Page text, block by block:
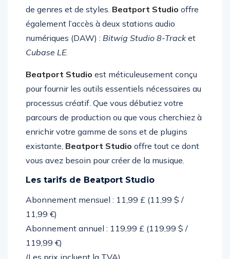
quotidiennement, englobant un large éventail
de genres et de styles.Beatport Studio
également l’accès à deux stations audio
numériques (DAW) :
Beatport Studioest méticuleusement conçu
pour fournir les outils essentiels nécessaires au
processus créatif. Que vous débutiez votre
parcours de production ou que vous cherchiez à
enrichir votre gamme de sons et de plugins
existante, Beatport Studio offre tout ce dont
Abonnement mensuel : 11,99 £ (11,99 $ /
11,99 €)
Abonnement annuel : 119,99 £ (119,99 $ /
119,99 €)